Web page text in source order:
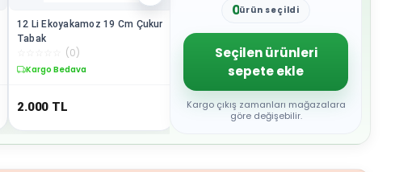
12 Li Ekoyakamoz 19 Cm Çukur
Tabak
(0)
Kargo Bedava
2.000 TL
17 cm
☆☆ (0
Kargo Bedava
2.000 TL
0
2
3
4
5
6
7
8
9
ürün seçildi
Seçilen ürünleri
sepete ekle
Kargo çıkış zamanları mağazalara
göre değişebilir.